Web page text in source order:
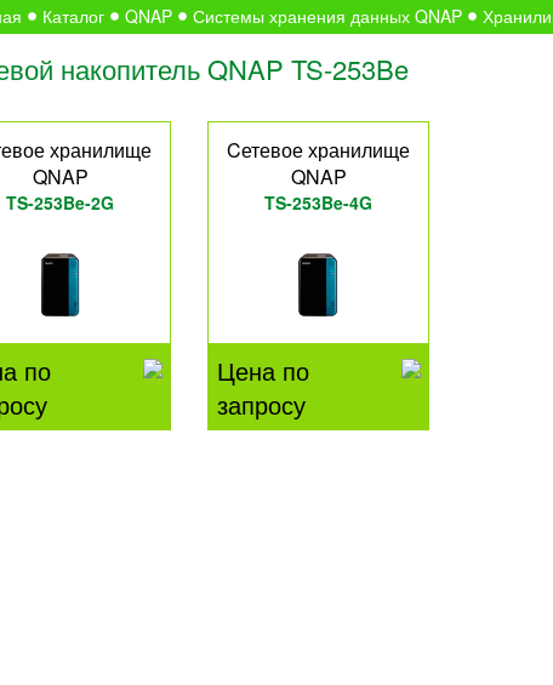
Каталог QNAP Системы хранения данных QNAP
накопитель QNAP TS-253Be
хранилище
QNAP
TS-253Be-2G
по
Cетевое хранилище
QNAP
TS-253Be-4G
Цена по
запросу